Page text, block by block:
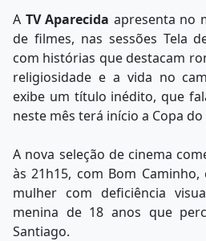
A TV Aparecida apresenta no
de filmes, nas sessões Tela
com histórias que destacam
religiosidade e a vida no
exibe um título inédito, que
neste mês terá início a Copa
A nova seleção de cinema
às 21h15, com Bom
mulher com deficiência
menina de 18 anos que
Santiago.